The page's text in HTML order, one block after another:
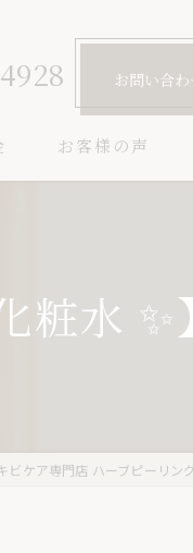
お問い合
お客様の声
水 ✨】
ビケア専門店 ハーブピーリン